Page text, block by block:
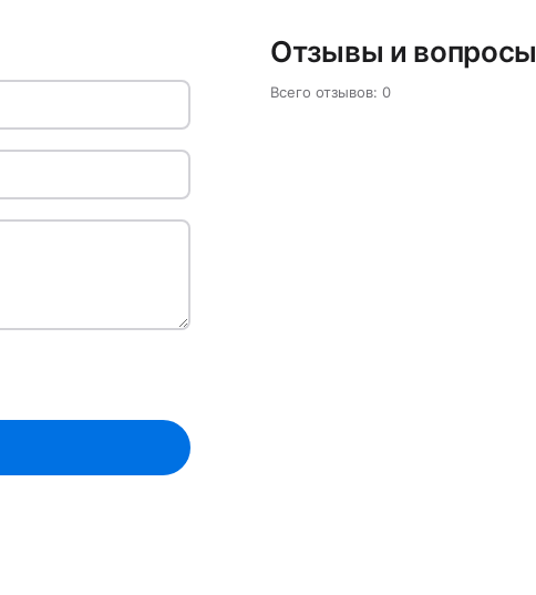
Отзывы и вопросы
Всего отзывов: 0